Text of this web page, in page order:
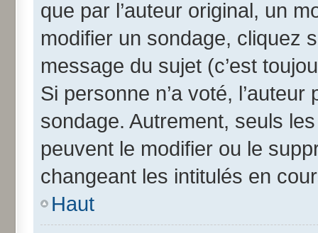
que par l’auteur original, un
modifier un sondage, cliquez
message du sujet (c’est
Si personne n’a voté,
sondage. Autrement, seuls
peuvent le modifier ou le
changeant les intitulés en
Haut